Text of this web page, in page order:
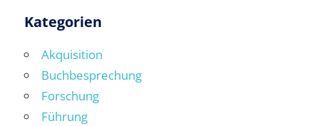
Beiträge
Kategorien
Akquisition
Buchbesprechung
Forschung
Führung